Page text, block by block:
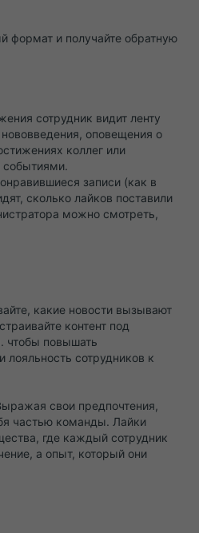
формат и получайте обратную
сотрудник видит ленту
оповещения о
коллег или
записи (как в
сколько лайков поставили
можно смотреть,
какие новости вызывают
контент под
чтобы повышать
лояльность сотрудников к
свои предпочтения,
частью команды. Лайки
где каждый сотрудник
а опыт, который они